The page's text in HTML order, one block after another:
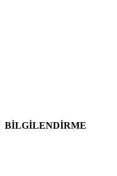
BİLGİLENDİRME